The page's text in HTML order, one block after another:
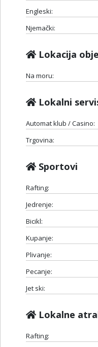
Engleski:
Njemački:
Lokacija
Na moru:
Lokalni
Automat klub / Casino:
Trgovina:
Sportovi
Rafting:
Jedrenje:
Bicikl:
Kupanje:
Plivanje:
Pecanje:
Jet ski:
Lokalne
Rafting: